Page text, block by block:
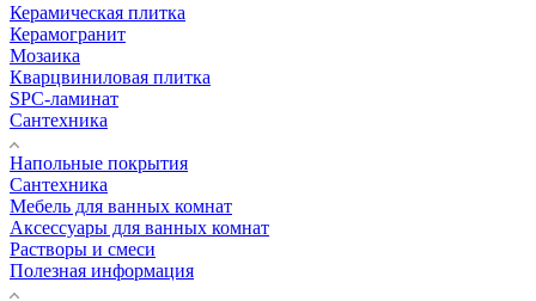
Керамическая плитка
Керамогранит
Мозаика
Кварцвиниловая плитка
SPC-ламинат
Сантехника
Напольные покрытия
Сантехника
Мебель для ванных комнат
Аксессуары для ванных комнат
Растворы и смеси
Полезная информация